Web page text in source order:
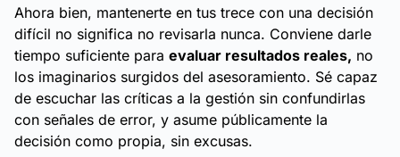
Ahora bien, mantenerte en tus trece con una decisión
difícil no significa no revisarla nunca. Conviene darle
tiempo suficiente para evaluar resultados reales, no
los imaginarios surgidos del asesoramiento. Sé capaz
de escuchar las críticas a la gestión sin confundirlas
con señales de error, y asume públicamente la
decisión como propia, sin excusas.